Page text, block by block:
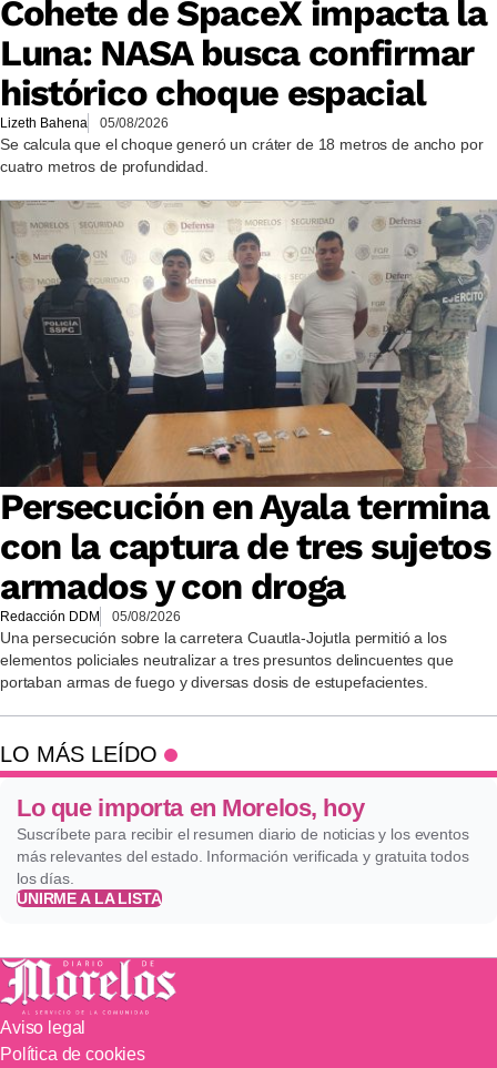
Cohete de SpaceX impacta la
Luna: NASA busca confirmar
histórico choque espacial
Lizeth Bahena 05/08/2026
Se calcula que el choque generó un cráter de 18 metros de ancho por
cuatro metros de profundidad.
Persecución en Ayala termina
con la captura de tres sujetos
armados y con droga
Redacción DDM 05/08/2026
Una persecución sobre la carretera Cuautla-Jojutla permitió a los
elementos policiales neutralizar a tres presuntos delincuentes que
portaban armas de fuego y diversas dosis de estupefacientes.
LO MÁS LEÍDO
Lo que importa en Morelos, hoy
Suscríbete para recibir el resumen diario de noticias y los eventos
más relevantes del estado. Información verificada y gratuita todos
los días.
UNIRME A LA LISTA
Aviso legal
Política de cookies